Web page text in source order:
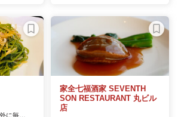
家全七福酒家 SEVENTH
SON RESTAURANT 丸ビル
店